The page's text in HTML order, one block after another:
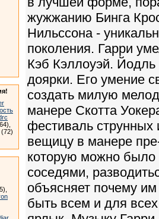
(72)
жужжанию Бинга
Нильссона -
поколения. Гарри
Кэб Кэллоуэй. Йодль
доярки. Его умение
создать милую
манере Скотта
фестиваль струнных
вещицу в манере
которую можно было
соседями,
объясняет почему
быть всем и для